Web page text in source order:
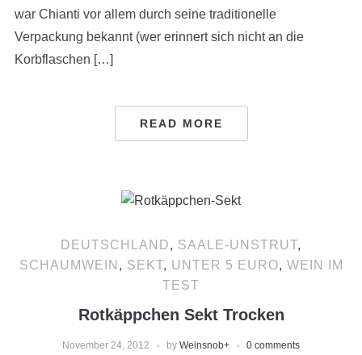
war Chianti vor allem durch seine traditionelle
Verpackung bekannt (wer erinnert sich nicht an die
Korbflaschen […]
READ MORE
DEUTSCHLAND, SAALE-UNSTRUT,
SCHAUMWEIN , SEKT, UNTER 5 EURO, WEIN IM
TEST
Rotkäppchen Sekt Trocken
November 24, 2012 by Weinsnob+ 0 comments